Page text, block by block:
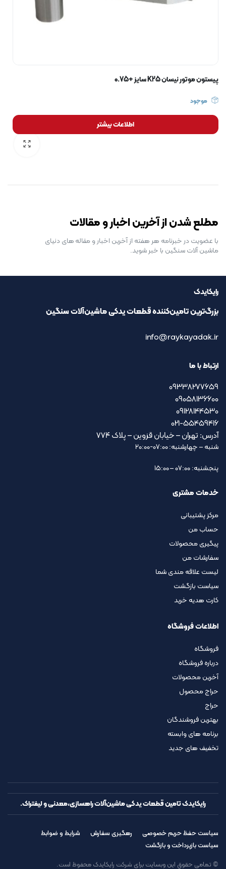
پیستون موتور نیسان K25 سایز +0.75
موجود
اطلاعات بیشتر
مطلع شدن از آخرین اخبار و مقالات
با عضویت در خبرنامه هر هفته از آخرین اخبار و مقاله های دنیای
ماشین آلات سنگین با خبر شوید.
رایکایدک
بزرگ‌ترین تامین‌کننده قطعات یدکی ماشین‌آلات سنگین
info@raykayadak.ir
ارتباط با ما
09338277659
09058136600
09128144530
021-55459416
آدرس: تهران – خیابان قزوین – پلاک ۷۷۴
شنبه – چهارشنبه: 07:00-20:00
پنجشنبه: 07:00 – 15:00
خدمات مشتری
مرکز پشتیبانی
حساب من
پیگیری محصولات
سفارشات من
لیست علاقه مندی شما
سیاست بازگشت
کارت هدیه خرید
اطلاعات فروشگاه
فروشگاه
درباره فروشگاه
آخرین محصولات
حراج محصول
حراج
بهترین فروشندگان
برنامه های وابسته
تخفیف های جدید
رایکایدک تامین قطعات یدکی ماشین‌آلات راهسازی،معدنی و لیفتراک.
سیاست حفظ حریم خصوصی رهگیری سفارش
شرایط و ضوابط
سیاست بازپرداخت و بازگشت
© تمامی حقوق این وبسایت برای شرکت رایکایدک محفوظ است.